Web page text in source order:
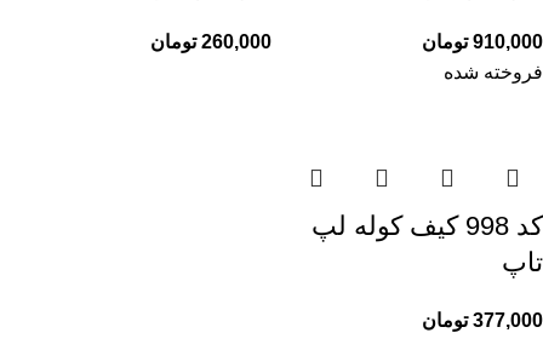
910,000 تومان 260,000 تومان
فروخته شده
کد 998 کیف کوله لپ
تاپ
377,000 تومان